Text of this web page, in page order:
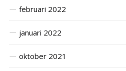
februari 2022
januari 2022
oktober 2021